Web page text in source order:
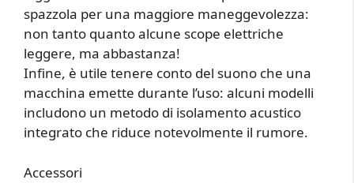
spazzola per una maggiore maneggevolezza:
non tanto quanto alcune scope elettriche
leggere, ma abbastanza!
Infine, è utile tenere conto del suono che una
macchina emette durante l’uso: alcuni modelli
includono un metodo di isolamento acustico
integrato che riduce notevolmente il rumore.
Accessori